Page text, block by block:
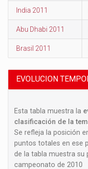
India 2011
Abu Dhabi 2011
Brasil 2011
EVOLUCION
Esta tabla muestra la
clasificación de la
Se refleja la posición
puntos totales en ese
de la tabla muestra su
campeonato de 2010